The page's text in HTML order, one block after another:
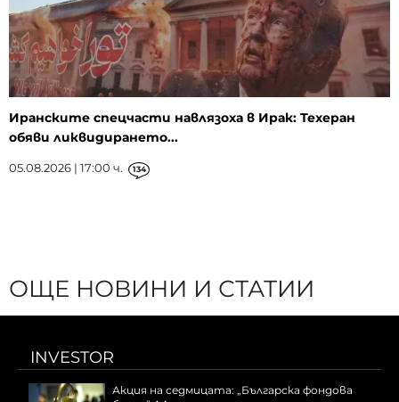
Иранските спецчасти навлязоха в Ирак: Техеран
обяви ликвидирането...
05.08.2026 | 17:00 ч. 134
ОЩЕ НОВИНИ И СТАТИИ
INVESTOR
Акция на седмицата: „Българска фондова